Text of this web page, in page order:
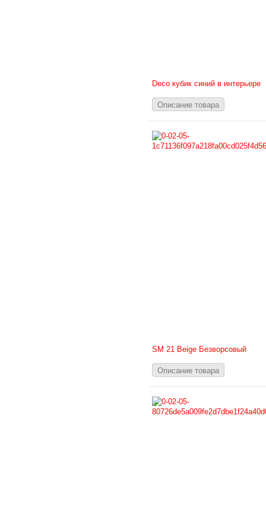
Deco кубик синий в интерьере
Описание товара
SM 21 Beige Безворсовый
Описание товара